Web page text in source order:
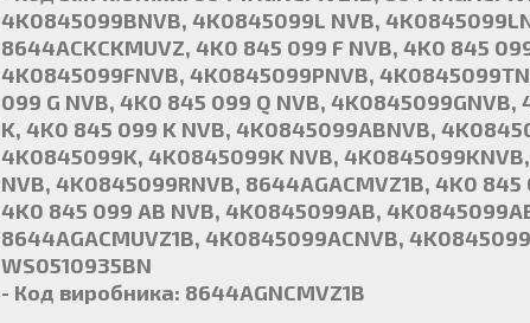
4K0845099BNVB, 4K0845099L NVB,
8644ACKCKMUVZ, 4K0 845 099 F NVB, 4K0 845
4K0845099FNVB, 4K0845099PNVB,
099 G NVB, 4K0 845 099 Q NVB,
K, 4K0 845 099 K NVB, 4K0845099ABNVB,
4K0845099K, 4K0845099K NVB,
NVB, 4K0845099RNVB, 8644AGACMVZ1B, 4K0
4K0 845 099 AB NVB, 4K0845099AB,
8644AGACMUVZ1B, 4K0845099ACNVB,
WS0510935BN
- Код виробника: 8644AGNCMVZ1B